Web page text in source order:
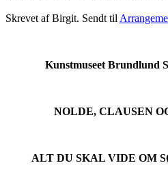
Skrevet af Birgit. Sendt til
Kunstmuseet Brundlund
NOLDE, CLAUSEN
ALT DU SKAL VIDE OM